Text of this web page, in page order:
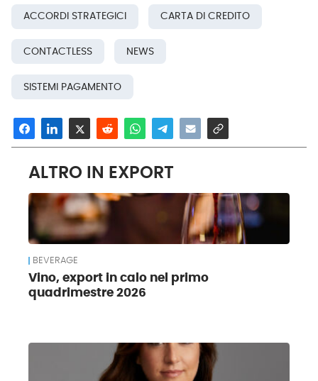
ACCORDI STRATEGICI CARTA DI CREDITO
CONTACTLESS NEWS
SISTEMI PAGAMENTO
ALTRO IN EXPORT
BEVERAGE
Vino, export in calo nel primo
quadrimestre 2026